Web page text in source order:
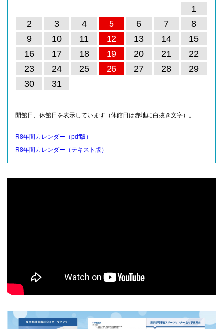
1
2
3 4 5 6 7
8
9
10 11 12 13 14
15
16
17 18 19 20 21
22
23
24 25 26 27 28
29
30
31
開館日、休館日を表示しています（休館日は赤地に白抜き文字）。
R8年間カレンダー（pdf版）
R8年間カレンダー（テキスト版）